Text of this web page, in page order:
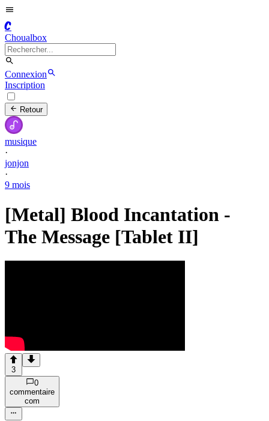
C
Choualbox
Connexion
Inscription
Retour
musique
·
jonjon
·
9 mois
[Metal] Blood Incantation -
The Message [Tablet II]
3
0
commentaire
com